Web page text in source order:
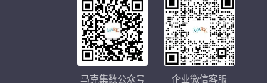
马克集数公众号 企业微信客服